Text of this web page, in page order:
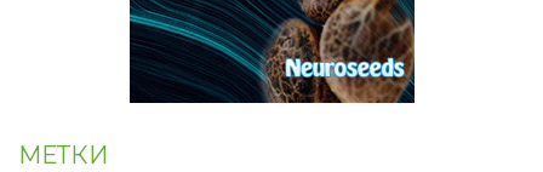
МЕТКИ